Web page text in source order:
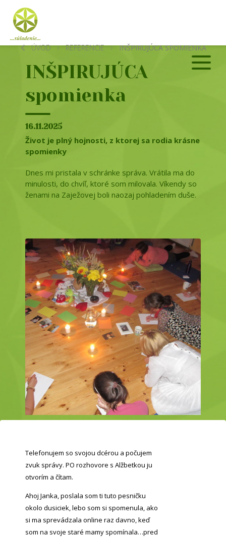
ÚVOD REFERENCIE INŠPIRUJÚCA SPOMIENKA
INŠPIRUJÚCA
spomienka
16.11.2025
Život je plný hojnosti, z ktorej sa rodia krásne
spomienky
Dnes mi pristala v schránke správa. Vrátila ma do
minulosti, do chvíľ, ktoré som milovala. Víkendy so
ženami na Zaježovej boli naozaj pohladením duše.
Telefonujem so svojou dcérou a počujem
zvuk správy. PO rozhovore s Alžbetkou ju
otvorím a čítam.
Ahoj Janka, poslala som ti tuto pesničku
okolo dusiciek, lebo som si spomenula, ako
si ma sprevádzala online raz davno, keď
som na svoje staré mamy spomínala…pred